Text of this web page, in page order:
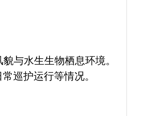
与水生生物栖息环境。
巡护运行等情况。